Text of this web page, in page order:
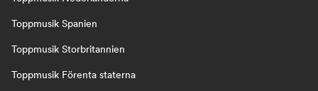
Toppmusik Spanien
Toppmusik Storbritannien
Toppmusik Förenta staterna